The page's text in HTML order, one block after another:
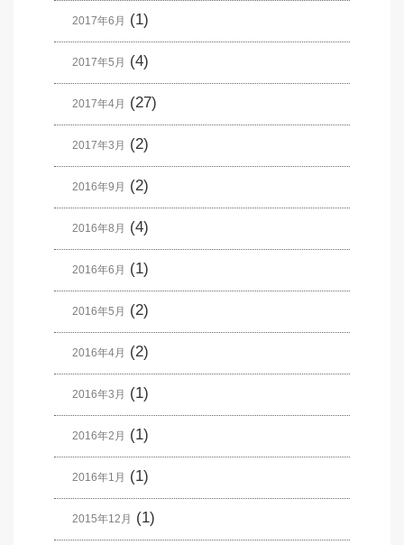
2017年6月 (1)
2017年5月 (4)
2017年4月 (27)
2017年3月 (2)
2016年9月 (2)
2016年8月 (4)
2016年6月 (1)
2016年5月 (2)
2016年4月 (2)
2016年3月 (1)
2016年2月 (1)
2016年1月 (1)
2015年12月 (1)